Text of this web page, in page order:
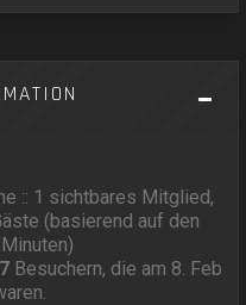
:: 1 sichtbares Mitglied,
(basierend auf den
Besuchern, die am 8. Feb